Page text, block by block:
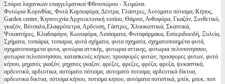
Σπόροι λαχανικών επαγγελματικοί Φθινοπώρου - Χειμώνα.
Φυτώρια Κορινθίας, Φυτά Καρποφόρα, Δέντρα, Γλάστρες, Αυτόματο πότισμα, Κήπος,
Garden center, Κηποτεχνία Αρχιτεκτονική τοπίου, Θάμνοι, Ανθοφόρα, Γκαζόν, Συνθετικό,
γκαζόν, Βότσαλα,Ελαφρόπετρα, Αρδευση, Γάστρες, Χλοοκοπτικά, Σκαπτικά,
Ψεκαστήρες, Κλαδοφάγοι, Κωνοφόρα, Λιπάσματα, Φυτοφάρμακα, Εσπεριδοειδή, Ξυλεία,
Σχήματα, τοπιάρια, τοπιαρια, φυτά σχήματα, φυτα σχηματα, σχηματοποιημένα φυτά,
σχηματοποιημενα φυτα, φυτώρια αττικής, φυτωρια αττικης, φυτωρια πελοπονησσου,
φυτωρια πελοπονησσου, κατασκευές κήπων, προσφορές φυτών, προσφορες φυτων, φυτά
κήπου, μηχανές γκαζόν, μηχανες γκαζον, φρέζες, φρεζες, φρέζα, φρεζα, ψεκαστικά,
αρδευτικά, αρδευτικα, αυτόματο πότισμα, αυτοματο ποτισμα, αρδευτικά δίκτυα,
αρδευτικα δικτυα, πότισμα κήπου, ποτισμα κηπου, αυτόματα ποτιστικά, μπέκ, μπεκ, ποπ